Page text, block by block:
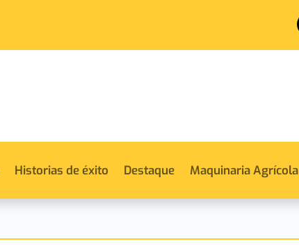
Historias de éxito Destaque Maquinaria Agrícola